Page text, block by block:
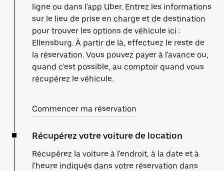
ligne ou dans l'app Uber. Entrez les informations
sur le lieu de prise en charge et de destination
pour trouver les options de véhicule ici :
Ellensburg. À partir de là, effectuez le reste de
la réservation. Vous pouvez payer à l'avance ou,
quand c'est possible, au comptoir quand vous
récupérez le véhicule.
Commencer ma réservation
Récupérez votre voiture de location
Récupérez la voiture à l'endroit, à la date et à
l'heure indiqués dans votre réservation dans